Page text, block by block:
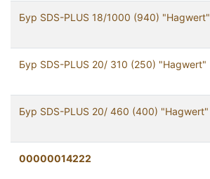
Бур SDS-PLUS 18/1000 (940) "Hagwert"
Бур SDS-PLUS 20/ 310 (250) "Hagwert"
Бур SDS-PLUS 20/ 460 (400) "Hagwert"
00000014222